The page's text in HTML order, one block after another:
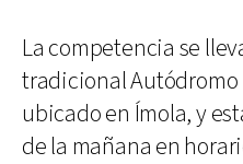
La competencia se
tradicional Autódromo
ubicado en Ímola, y
de la mañana en